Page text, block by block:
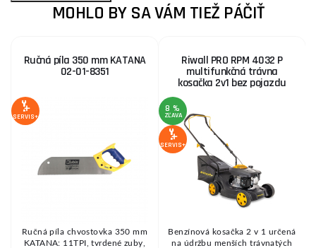
MOHLO BY SA VÁM TIEŽ PÁČIŤ
Ručná píla 350 mm KATANA
02-01-8351
SERVIS+
Ručná píla chvostovka 350 mm
KATANA: 11TPI, tvrdené zuby,
Riwall PRO RPM 4032 P
multifunkčná trávna
kosačka 2v1 bez pojazdu
8 %
ZĽAVA
SERVIS+
Benzínová kosačka 2 v 1 určená
na údržbu menších trávnatých